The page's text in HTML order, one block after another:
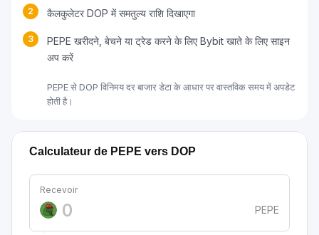
2 कैलकुलेटर DOP में समतुल्य राशि दिखाएगा
3
PEPE खरीदने, बेचने या ट्रेड करने के लिए Bybit खाते के लिए साइन
अप करें
PEPE से DOP विनिमय दर बाजार डेटा के आधार पर वास्तविक समय में अपडेट
होती है।
Calculateur de PEPE vers DOP
Recevoir
PEPE